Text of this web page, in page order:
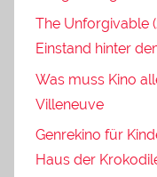
The Unforgivable
Einstand hinter
Was muss Kino
Villeneuve
Genrekino für
Haus der